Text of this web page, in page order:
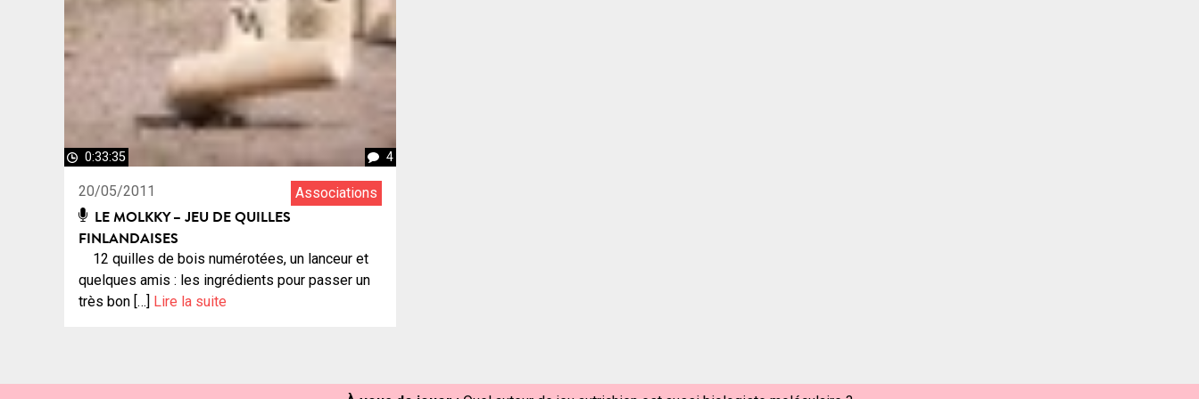
0:33:35 4
20/05/2011 Associations
LE MOLKKY – JEU DE QUILLES
FINLANDAISES
12 quilles de bois numérotées, un lanceur et
quelques amis : les ingrédients pour passer un
très bon […] Lire la suite